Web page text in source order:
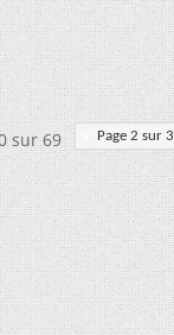
Page 2 sur 3
sur 69